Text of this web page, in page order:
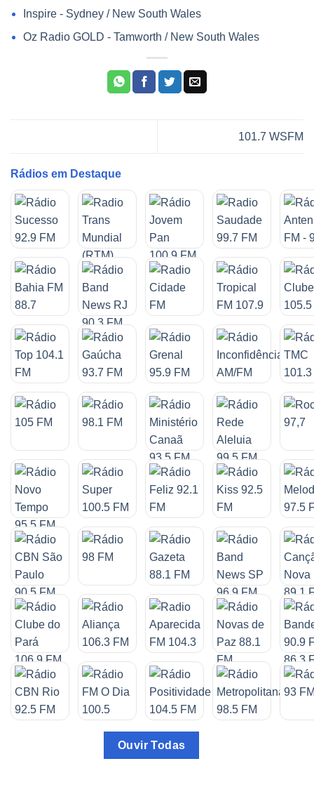
Inspire - Sydney / New South Wales
Oz Radio GOLD - Tamworth / New South Wales
101.7 WSFM
Rádios em Destaque
Ouvir Todas